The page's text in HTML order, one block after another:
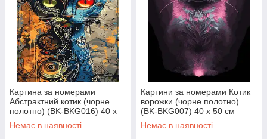
Картина за номерами
Абстрактний котик (чорне
полотно) (BK-BKG016) 40 х
50 см
Немає в наявності
Картини за номерами Котик
ворожки (чорне полотно)
(BK-BKG007) 40 х 50 см
Немає в наявності